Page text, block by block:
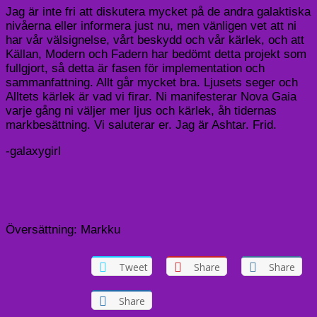
Jag är inte fri att diskutera mycket på de andra galaktiska
nivåerna eller informera just nu, men vänligen vet att ni
har vår välsignelse, vårt beskydd och vår kärlek, och att
Källan, Modern och Fadern har bedömt detta projekt som
fullgjort, så detta är fasen för implementation och
sammanfattning. Allt går mycket bra. Ljusets seger och
Alltets kärlek är vad vi firar. Ni manifesterar Nova Gaia
varje gång ni väljer mer ljus och kärlek, åh tidernas
markbesättning. Vi saluterar er. Jag är Ashtar. Frid.
-galaxygirl
Översättning: Markku
Tweet Share Share
Share